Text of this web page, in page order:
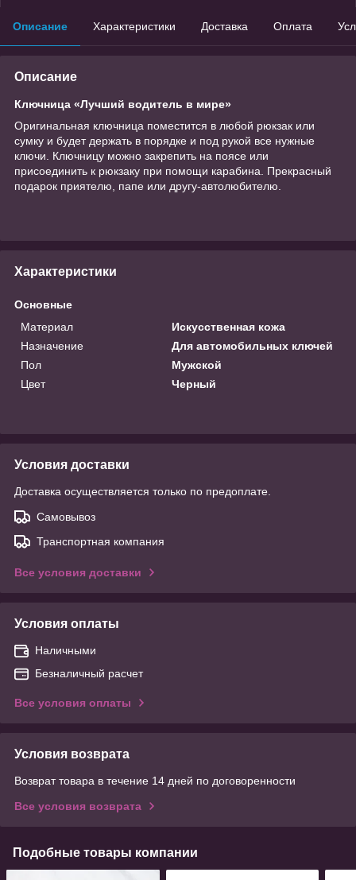
Описание Характеристики Доставка Оплата
Описание
Ключница «Лучший водитель в мире»
Оригинальная ключница поместится в любой рюкзак или
сумку и будет держать в порядке и под рукой все нужные
ключи. Ключницу можно закрепить на поясе или
присоединить к рюкзаку при помощи карабина. Прекрасный
подарок приятелю, папе или другу-автолюбителю.
Характеристики
Основные
Материал
Искусственная кожа
Назначение
Для автомобильных ключей
Пол
Мужской
Цвет
Черный
Условия доставки
Доставка осуществляется только по предоплате.
Самовывоз
Транспортная компания
Все условия доставки
Условия оплаты
Наличными
Безналичный расчет
Все условия оплаты
Условия возврата
Возврат товара в течение 14 дней по договоренности
Все условия возврата
Подобные товары компании